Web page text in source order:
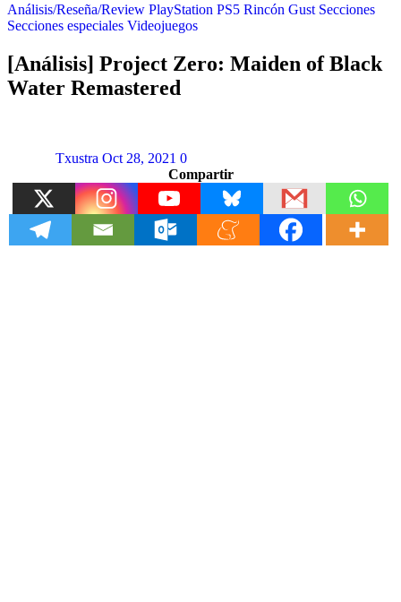
Análisis/Reseña/Review PlayStation PS5 Rincón Gust Secciones
Secciones especiales Videojuegos
[Análisis] Project Zero: Maiden of Black
Water Remastered
Txustra Oct 28, 2021 0
Compartir